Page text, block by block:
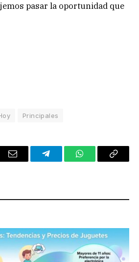
pasar la oportunidad que
Principales
Email TelegramWhatsAppCopy